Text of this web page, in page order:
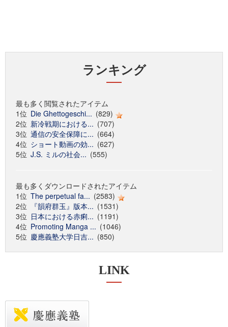
ランキング
最も多く閲覧されたアイテム
1位 Die Ghettogeschi... (829)
2位 新冷戦期における... (707)
3位 通信の安全保障に... (664)
4位 ショート動画の効... (627)
5位 J.S. ミルの社会... (555)
最も多くダウンロードされたアイテム
1位 The perpetual fa... (2583)
2位
『韻府群玉』版本... (1531)
3位 日本における赤痢... (1191)
4位 Promoting Manga ... (1046)
5位 慶應義塾大学日吉... (850)
LINK